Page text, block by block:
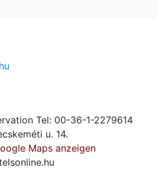
Tel: 00-36-1-2279614
u. 14.
Maps anzeigen